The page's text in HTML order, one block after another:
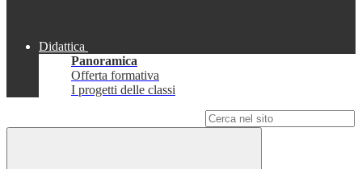
Didattica
Panoramica
Offerta formativa
I progetti delle classi